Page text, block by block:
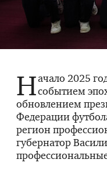
Начало 2025
событием
обновлением
Федерации
регион
губернатор